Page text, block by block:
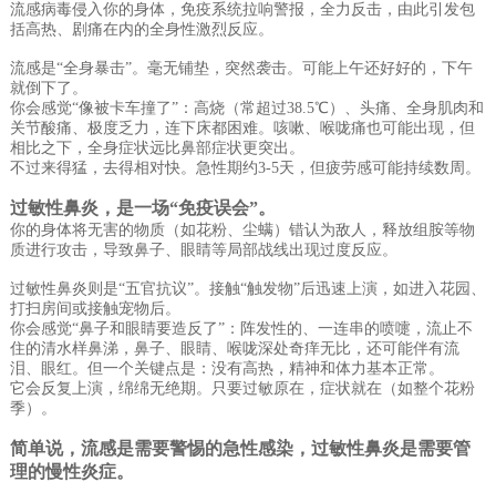
流感病毒侵入你的身体，免疫系统拉响警报，全力反击，由此引发包
括高热、剧痛在内的全身性激烈反应。
流感是“全身暴击”。毫无铺垫，突然袭击。可能上午还好好的，下午
就倒下了。
你会感觉“像被卡车撞了”：高烧（常超过38.5℃）、头痛、全身肌肉和
关节酸痛、极度乏力，连下床都困难。咳嗽、喉咙痛也可能出现，但
相比之下，全身症状远比鼻部症状更突出。
不过来得猛，去得相对快。急性期约3-5天，但疲劳感可能持续数周。
过敏性鼻炎，是一场“免疫误会”。
你的身体将无害的物质（如花粉、尘螨）错认为敌人，释放组胺等物
质进行攻击，导致鼻子、眼睛等局部战线出现过度反应。
过敏性鼻炎则是“五官抗议”。接触“触发物”后迅速上演，如进入花园、
打扫房间或接触宠物后。
你会感觉“鼻子和眼睛要造反了”：阵发性的、一连串的喷嚏，流止不
住的清水样鼻涕，鼻子、眼睛、喉咙深处奇痒无比，还可能伴有流
泪、眼红。但一个关键点是：没有高热，精神和体力基本正常。
它会反复上演，绵绵无绝期。只要过敏原在，症状就在（如整个花粉
季）。
简单说，流感是需要警惕的急性感染，过敏性鼻炎是需要管
理的慢性炎症。